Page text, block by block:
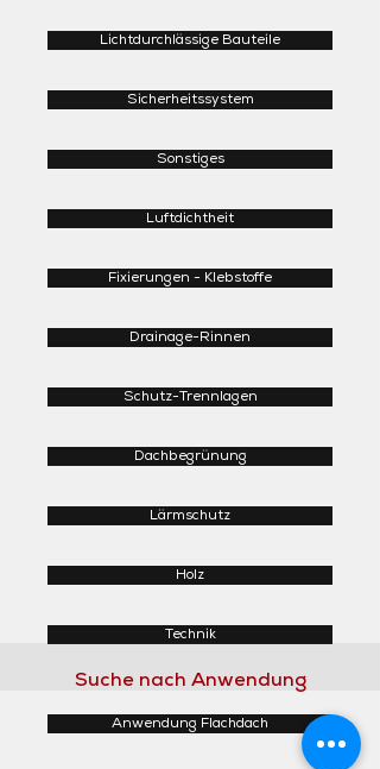
Lichtdurchlässige Bauteile
Sicherheitssystem
Sonstiges
Luftdichtheit
Fixierungen - Klebstoffe
Drainage-Rinnen
Schutz-Trennlagen
Dachbegrünung
Lärmschutz
Holz
Technik
Suche nach Anwendung
Anwendung Flachdach